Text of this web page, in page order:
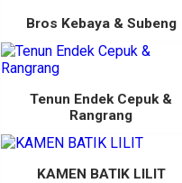
Bros Kebaya & Subeng
Tenun Endek Cepuk &
Rangrang
KAMEN BATIK LILIT